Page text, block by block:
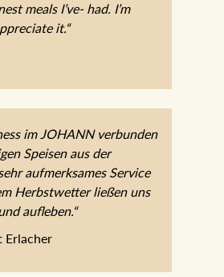
meals I’ve- had. I’m
it.“
im JOHANN verbunden
Speisen aus der
aufmerksames Service
Herbstwetter ließen uns
aufleben.“
Erlacher